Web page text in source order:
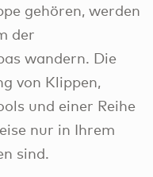
gehören, werden
der
wandern. Die
von Klippen,
und einer Reihe
nur in Ihrem
sind.